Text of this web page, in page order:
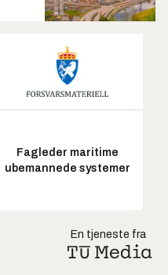
Fagleder maritime
ubemannede systemer
En tjeneste fra